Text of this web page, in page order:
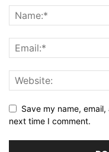
Save my name,
next time I comment.